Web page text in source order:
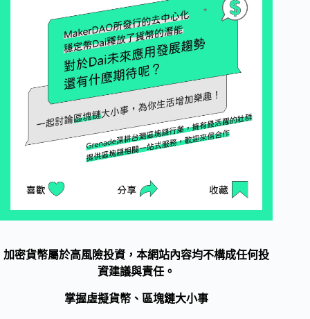
加密貨幣屬於高風險投資，本網站內容均不構成任何投
資建議與責任。
掌握虛擬貨幣、區塊鏈大小事